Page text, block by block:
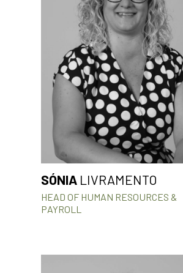
SÓNIA LIVRAMENTO
HEAD OF HUMAN RESOURCES &
PAYROLL